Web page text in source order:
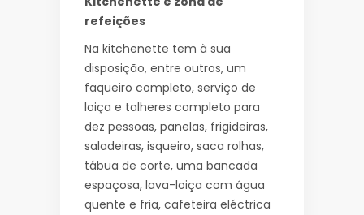
refeições
Na kitchenette tem à sua
disposição, entre outros, um
faqueiro completo, serviço de
loiça e talheres completo para
dez pessoas, panelas, frigideiras,
saladeiras, isqueiro, saca rolhas,
tábua de corte, uma bancada
espaçosa, lava-loiça com água
quente e fria, cafeteira eléctrica